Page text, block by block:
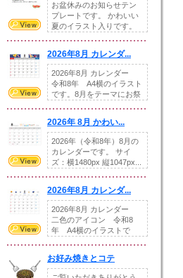
お盆休みのお知らせテン
プレートです。 かわいい
夏のイラスト入りです。
2026年8月 カレンダ...
2026年8月 カレンダー
令和8年 A4横のイラスト
です。8月をテーマにお祭
2026年 8月 かわい...
2026年（令和8年）8月の
カレンダーです。 サイ
ズ：横1480px 縦1047px...
2026年8月 カレンダ...
2026年8月 カレンダー
二色のアイコン 令和8
年 A4横のイラストで
お好み焼きとコテ